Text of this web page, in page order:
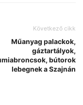
Következő cikk
Műanyag palackok,
gáztartályok,
bútorok
lebegnek a Szajnán